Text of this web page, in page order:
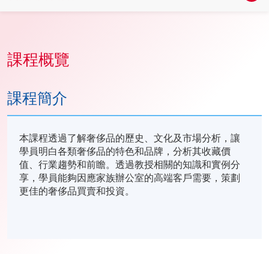
課程概覽
課程簡介
本課程透過了解奢侈品的歷史、文化及市場分析，讓
學員明白各類奢侈品的特色和品牌，分析其收藏價
值、行業趨勢和前瞻。透過教授相關的知識和實例分
享，學員能夠因應家族辦公室的高端客戶需要，策劃
更佳的奢侈品買賣和投資。